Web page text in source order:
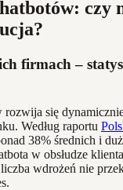
czy
firmach –
rozwija się
Według raportu
38% średnich i
w obsłudze
wdrożeń nie